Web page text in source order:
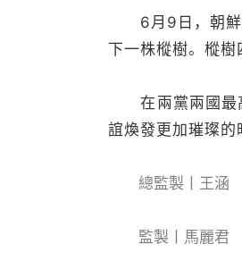
6月9日，朝鮮勞
下一株樅樹。樅樹
在兩黨兩國最高
誼煥發更加璀璨的
總監製丨王涵
監製丨馬麗君